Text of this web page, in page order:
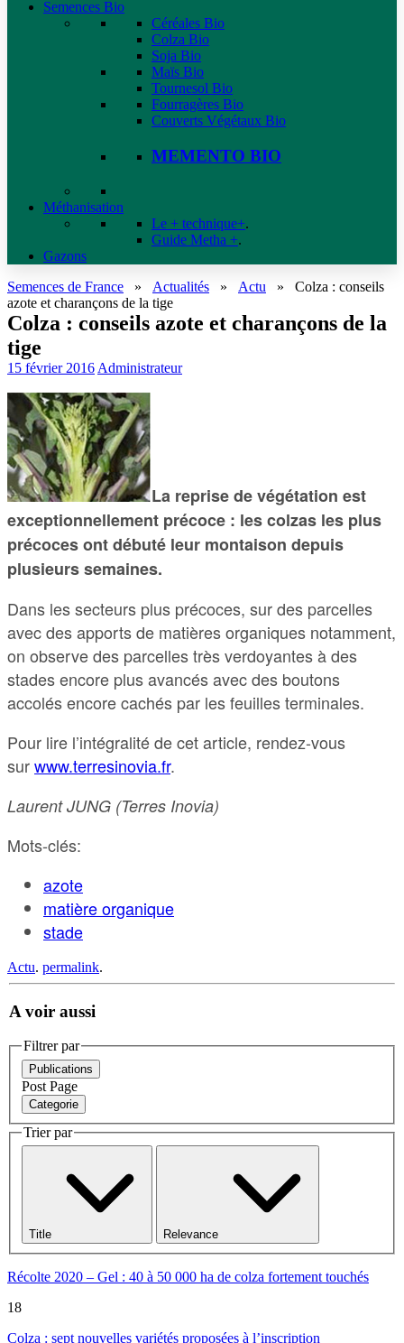
Semences Bio
Céréales Bio
Colza Bio
Soja Bio
Maïs Bio
Tournesol Bio
Fourragères Bio
Couverts Végétaux Bio
MEMENTO BIO
Méthanisation
Le + technique+.
Guide Metha +.
Gazons
Semences de France » Actualités » Actu » Colza : conseils
azote et charançons de la tige
Colza : conseils azote et charançons de la
tige
15 février 2016 Administrateur
La reprise de végétation est
exceptionnellement précoce : les colzas les plus
précoces ont débuté leur montaison depuis
plusieurs semaines.
Dans les secteurs plus précoces, sur des parcelles
avec des apports de matières organiques notamment,
on observe des parcelles très verdoyantes à des
stades encore plus avancés avec des boutons
accolés encore cachés par les feuilles terminales.
Pour lire l’intégralité de cet article, rendez-vous
surwww.terresinovia.fr.
Laurent JUNG (Terres Inovia)
Mots-clés:
azote
matière organique
stade
Actu. permalink.
A voir aussi
Filtrer par
Publications
Post Page
Categorie
Trier par
Title Relevance
Récolte 2020 – Gel : 40 à 50 000 ha de colza fortement touchés
18
Colza : sept nouvelles variétés proposées à l’inscription